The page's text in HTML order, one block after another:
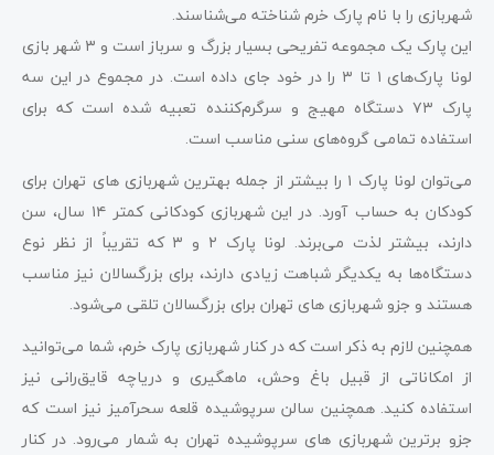
شهربازی را با نام پارک خرم شناخته می‌شناسند.
این پارک یک مجموعه تفریحی بسیار بزرگ و سرباز است و ۳ شهر بازی
لونا پارک‌های ۱ تا ۳ را در خود جای داده است. در مجموع در این سه
پارک ۷۳ دستگاه مهیج و سرگرم‌کننده تعبیه شده است که برای
استفاده تمامی گروه‌های سنی مناسب است.
می‌توان لونا پارک ۱ را بیشتر از جمله بهترین شهربازی ‌های تهران برای
کودکان به حساب آورد. در این شهربازی کودکانی کمتر ۱۴ سال، سن
دارند، بیشتر لذت می‌برند. لونا پارک ۲ و ۳ که تقریباً از نظر نوع
دستگاه‌ها به یکدیگر شباهت زیادی دارند، برای بزرگسالان نیز مناسب
هستند و جزو شهربازی ‌های تهران برای بزرگسالان تلقی می‌شود.
همچنین لازم به ذکر است که در کنار شهربازی پارک خرم، شما می‌توانید
از امکاناتی از قبیل باغ وحش، ماهگیری و دریاچه قایق‌رانی نیز
استفاده کنید. همچنین سالن سرپوشیده قلعه سحرآمیز نیز است که
جزو برترین شهربازی ‌های سرپوشیده تهران به شمار می‌رود. در کنار